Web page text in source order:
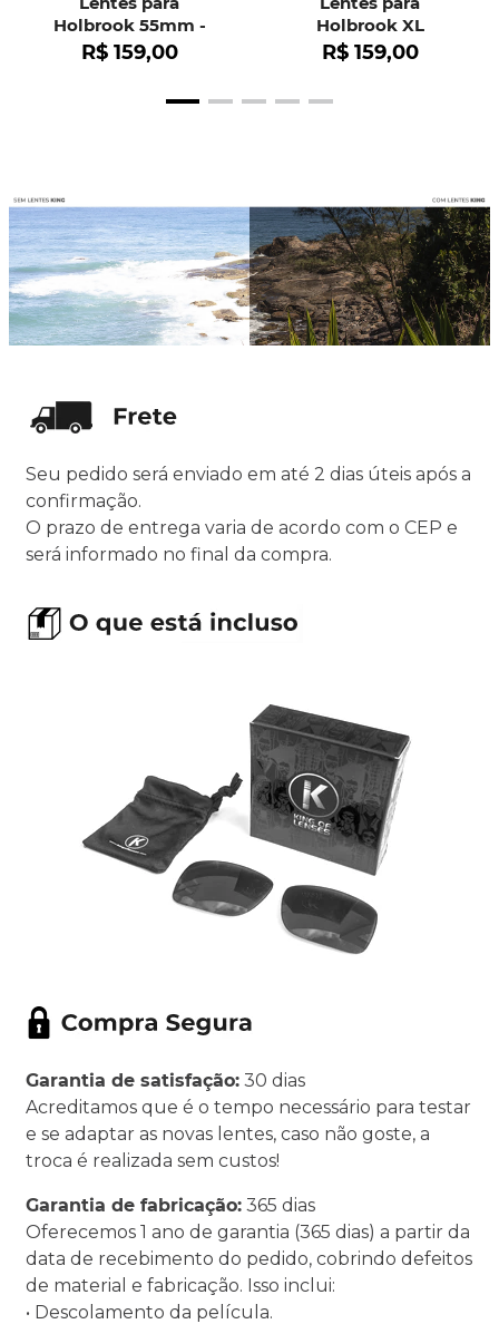
Holbrook 55mm -
OO9102
R$ 159,00
Holbrook XL
R$ 159,00
Seu pedido será enviado em até 2 dias úteis após a
confirmação.
O prazo de entrega varia de acordo com o CEP e
será informado no final da compra.
Garantia de satisfação: 30 dias
Acreditamos que é o tempo necessário para testar
e se adaptar as novas lentes, caso não goste, a
troca é realizada sem custos!
Garantia de fabricação: 365 dias
Oferecemos 1 ano de garantia (365 dias) a partir da
data de recebimento do pedido, cobrindo defeitos
de material e fabricação. Isso inclui:
• Descolamento da película.